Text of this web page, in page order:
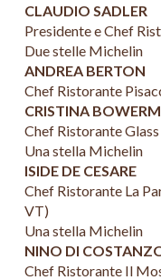
CLAUDIO SADLER
Presidente e Chef
Due stelle Michelin
ANDREA BERTON
Chef Ristorante
CRISTINA
Chef Ristorante
Una stella Michelin
ISIDE DE CESARE
Chef Ristorante La
VT)
Una stella Michelin
NINO DI
Chef Ristorante Il